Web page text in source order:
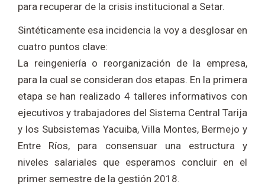
para recuperar de la crisis institucional a Setar.
Sintéticamente esa incidencia la voy a desglosar en
cuatro puntos clave:
La reingeniería o reorganización de la empresa,
para la cual se consideran dos etapas. En la primera
etapa se han realizado 4 talleres informativos con
ejecutivos y trabajadores del Sistema Central Tarija
y los Subsistemas Yacuiba, Villa Montes, Bermejo y
Entre Ríos, para consensuar una estructura y
niveles salariales que esperamos concluir en el
primer semestre de la gestión 2018.